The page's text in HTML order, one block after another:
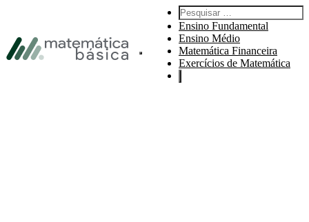
Pular Rodapé
Abre o menu principal do site.
Pesquisar por:
Ensino Fundamental
Ensino Médio
Matemática Financeira
Exercícios de Matemática